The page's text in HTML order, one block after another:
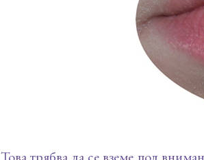
Това трябва да се вземе под